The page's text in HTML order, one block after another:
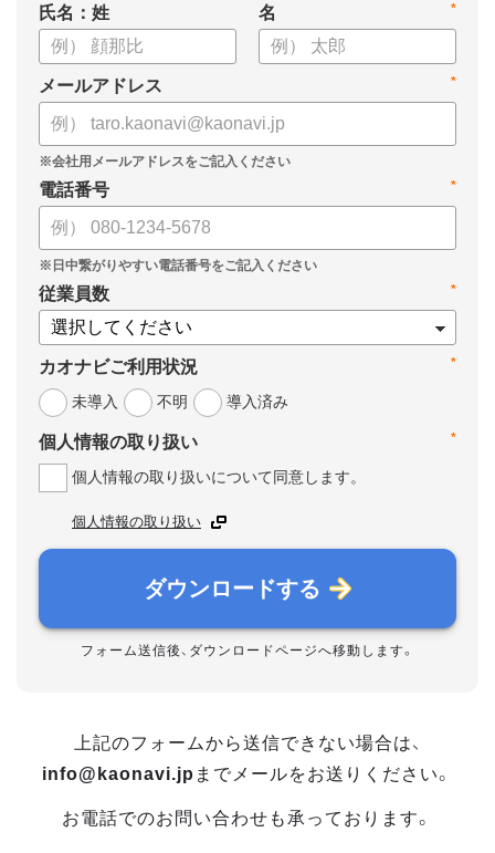
氏名：姓 *
名
*
メールアドレス
*
電話番号
*
従業員数
*
カオナビご利用状況
未導入
不明 導入済み
*
個人情報の取り扱い
個人情報の取り扱いについて同意します。
個人情報の取り扱い
ダウンロードする
フォーム送信後、ダウンロードページへ移動します。
上記のフォームから送信できない場合は、
info@kaonavi.jp までメールをお送りください。
お電話でのお問い合わせも承っております。